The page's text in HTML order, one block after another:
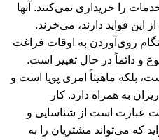
را خریداری نمی‌کنند. آنها
این فواید دارند، می‌خرند.
روی‌آوردن به اوقات فراغت
و دائماً در حال تغییر است.
بلکه ماهیتاً امری پویا است و
به همراه دارد. کار
عبارت است از شناسایی و
که می‌تواند مشتریان را به